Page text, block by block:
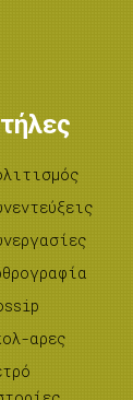
αρες